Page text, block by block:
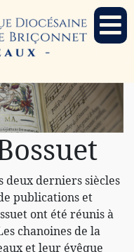
deux derniers siècles
publications et
ont été réunis à
chanoines de la
et leur évêque